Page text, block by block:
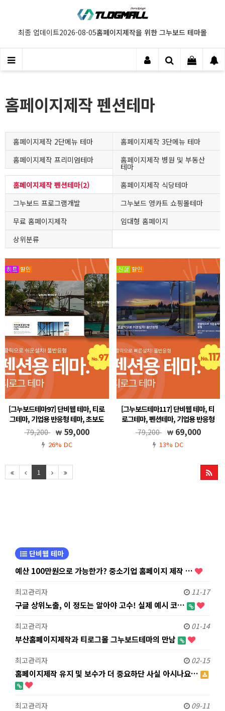
최종 업데이트2026-08-05홈페이지제작을 위한 그누보드 테마몰
홈페이지제작 펜션테마
홈페이지제작 2단메뉴 테마
홈페이지제작 3단메뉴 테마
홈페이지제작 프리미엄테마
홈페이지제작 병원 및 부동산
테마
홈페이지제작 펜션테마(2)
홈페이지제작 식당테마
그누보드 프로그램개발
그누보드 영카트 쇼핑몰테마
무료 홈페이지제작
임대형 홈페이지
상위분류
[그누보드테마97] 단비웹 테마, 티로
그테마, 기업용 반응형 테마, 초보도
쉽게 수정가능, 관리자에서 메뉴 생성
및 관리, 그누보드5.6, 풀반응형, 펜
션
79,200 59,000
26% DC
[그누보드테마117] 단비웹 테마, 티
로그테마, 펜션테마, 기업용 반응형
테마, 초보도 쉽게 수정가능 , 메뉴자
동생성, 그누보드5.6, 풀반응형
79,200 69,000
13% DC
1
단비웹 테마
예산 100만원으로 가능한가? 중소기업 홈페이지 제작 …
최고관리자 11-17
구글 상위노출, 이 정도는 알아야 고수! 실제 예시 코…
최고관리자 01-14
부산홈페이지제작과 티로그몰 그누보드테마의 만남
최고관리자 02-15
홈페이지제작 유지 및 보수가 더 중요하단 사실 아시나요…
최고관리자 09-11